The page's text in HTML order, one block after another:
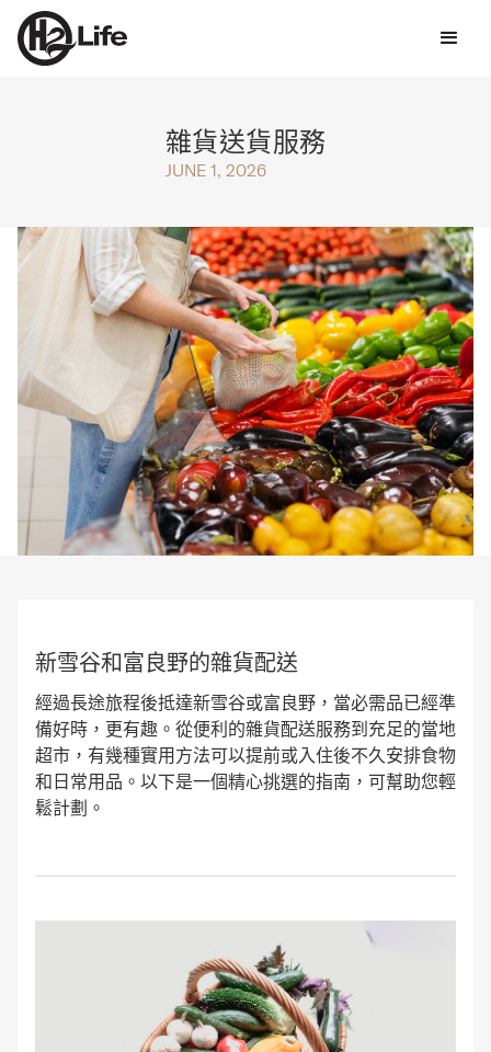
雜貨送貨服務
JUNE 1, 2026
新雪谷和富良野的雜貨配送
經過長途旅程後抵達新雪谷或富良野，當必需品已經準
備好時，更有趣。從便利的雜貨配送服務到充足的當地
超市，有幾種實用方法可以提前或入住後不久安排食物
和日常用品。以下是一個精心挑選的指南，可幫助您輕
鬆計劃。